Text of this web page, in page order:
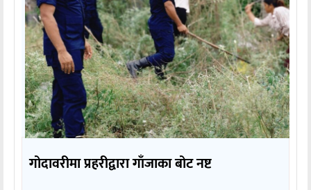
गोदावरीमा प्रहरीद्वारा गाँजाका बोट नष्ट